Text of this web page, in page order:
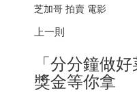
芝加哥 拍賣 電影
上一則
「分分鐘做
獎金等你拿